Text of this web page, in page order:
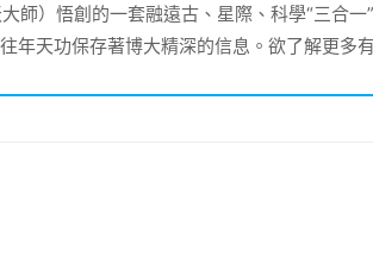
師）悟創的一套融遠古、星際、科學“三合
年天功保存著博大精深的信息。欲了解更多